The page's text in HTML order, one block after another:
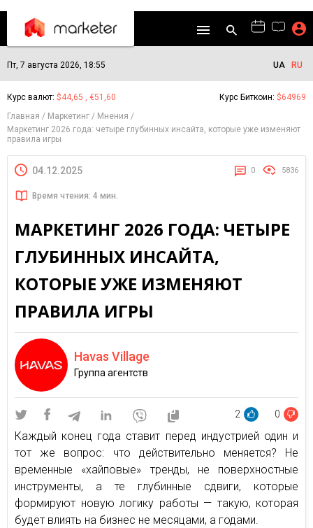
Пт, 7 августа 2026, 18:55 UA RU
Курс валют: $44,65 , €51,60 Курс Биткоин: $64969
Главная
Маркетинг
Мнения
Маркетинг 2026 года: четыре глубинных инсайта, которые уже изменяют
правила игры
04.12.2025 0 5836
Время чтения: 4 мин.
МАРКЕТИНГ 2026 ГОДА: ЧЕТЫРЕ
ГЛУБИННЫХ ИНСАЙТА,
КОТОРЫЕ УЖЕ ИЗМЕНЯЮТ
ПРАВИЛА ИГРЫ
Havas Village
Группа агентств
2 0
Каждый конец года ставит перед индустрией один и
тот же вопрос: что действительно меняется? Не
временные «хайповые» тренды, не поверхностные
инструменты, а те глубинные сдвиги, которые
формируют новую логику работы — такую, которая
будет влиять на бизнес не месяцами, а годами.